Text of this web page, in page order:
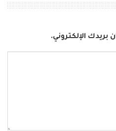
بريدك الإلكتروني.